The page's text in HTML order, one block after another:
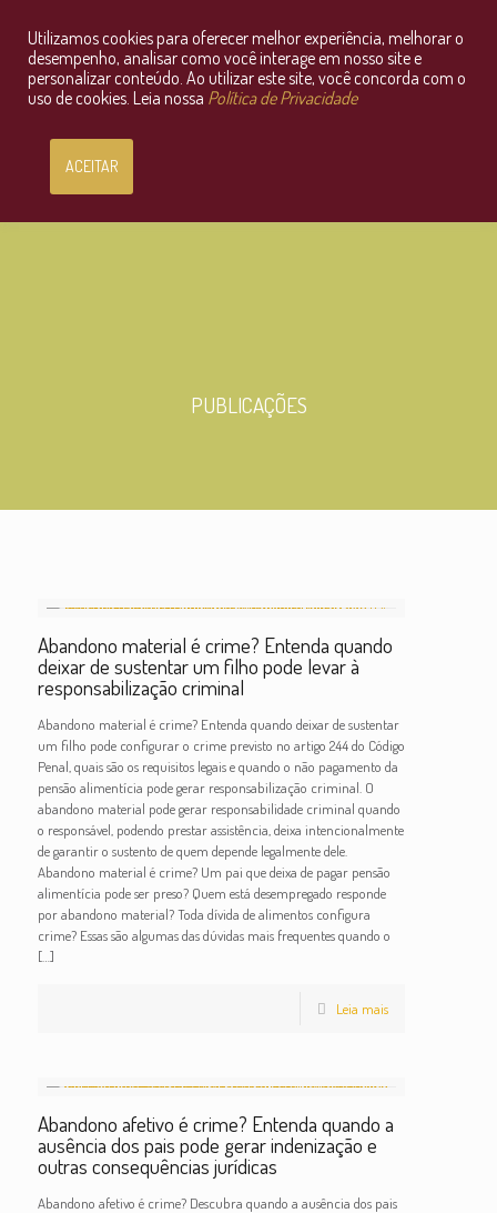
Consultoria Jurídica OnLine
PUBLICAÇÕES
Abandono material é crime? Entenda quando
deixar de sustentar um filho pode levar à
responsabilização criminal
Abandono material é crime? Entenda quando deixar de sustentar
um filho pode configurar o crime previsto no artigo 244 do Código
Penal, quais são os requisitos legais e quando o não pagamento da
pensão alimentícia pode gerar responsabilização criminal. O
abandono material pode gerar responsabilidade criminal quando
o responsável, podendo prestar assistência, deixa intencionalmente
de garantir o sustento de quem depende legalmente dele.
Abandono material é crime? Um pai que deixa de pagar pensão
alimentícia pode ser preso? Quem está desempregado responde
por abandono material? Toda dívida de alimentos configura
crime? Essas são algumas das dúvidas mais frequentes quando o
[…]
Leia mais
Abandono afetivo é crime? Entenda quando a
ausência dos pais pode gerar indenização e
outras consequências jurídicas
Abandono afetivo é crime? Descubra quando a ausência dos pais
Utilizamos cookies para oferecer melhor experiência, melhorar o
desempenho, analisar como você interage em nosso site e
personalizar conteúdo. Ao utilizar este site, você concorda com o
uso de cookies. Leia nossa Política de Privacidade
ACEITAR